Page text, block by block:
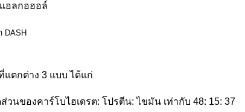
อลกอฮอล์
DASH
แตกต่าง 3 แบบ ได้แก่
ของคาร์โบไฮเดรต: โปรตีน: ไขมัน เท่ากับ 48: 15: 37